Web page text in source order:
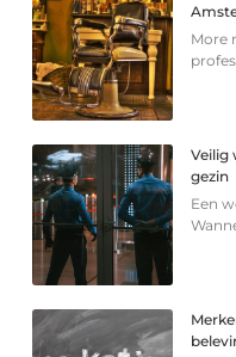
More
Veilig
gezin
Een